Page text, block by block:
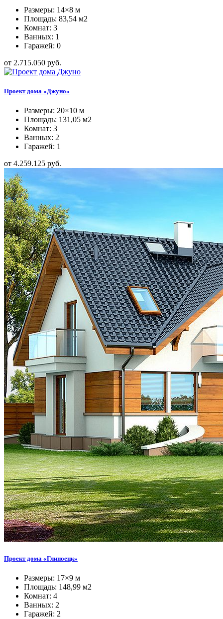
Размеры: 14×8 м
Площадь: 83,54 м2
Комнат: 3
Ванных: 1
Гаражей: 0
от 2.715.050 руб.
Проект дома «Джуно»
Размеры: 20×10 м
Площадь: 131,05 м2
Комнат: 3
Ванных: 2
Гаражей: 1
от 4.259.125 руб.
Проект дома «Глиноецк»
Размеры: 17×9 м
Площадь: 148,99 м2
Комнат: 4
Ванных: 2
Гаражей: 2